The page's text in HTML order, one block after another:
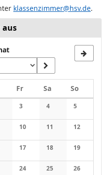
klassenzimmer@hsv.de.
aus
Donnerstag
FrFreitagSaSamstag
So
Veranstaltungen
3
Keine Veranstaltungen
4
Keine
5
Keine
Veranstaltungen
10
Keine Veranstaltungen
11
Keine
12
Keine
Veranstaltungen
17
Keine Veranstaltungen
18
Keine
19
Keine
24 25 26